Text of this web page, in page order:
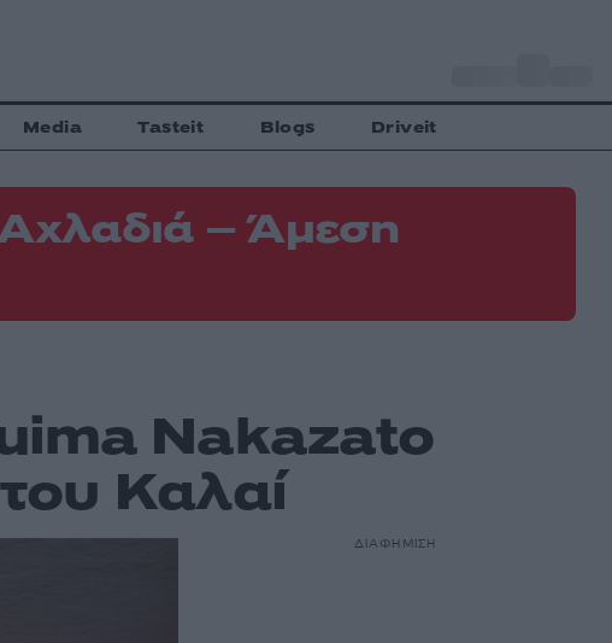
Media Tasteit Blogs Driveit
– Άμεση
Nakazato
Καλαί
ΔΙΑΦΗΜΙΣΗ